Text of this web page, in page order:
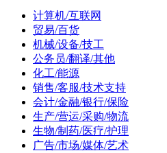
计算机/互联网
贸易/百货
机械/设备/技工
公务员/翻译/其他
化工/能源
销售/客服/技术支持
会计/金融/银行/保险
生产/营运/采购/物流
生物/制药/医疗/护理
广告/市场/媒体/艺术